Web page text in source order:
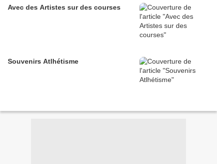
Avec des Artistes sur des courses
Souvenirs Atlhétisme